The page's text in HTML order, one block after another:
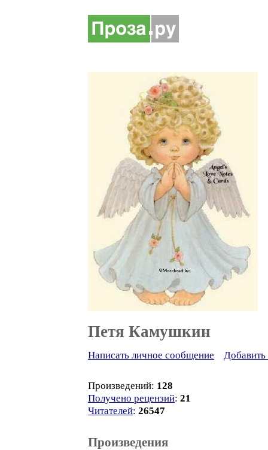
Петя Камушкин
Написать личное сообщение Добавить
Произведений: 128
Получено рецензий: 21
Читателей: 26547
Произведения